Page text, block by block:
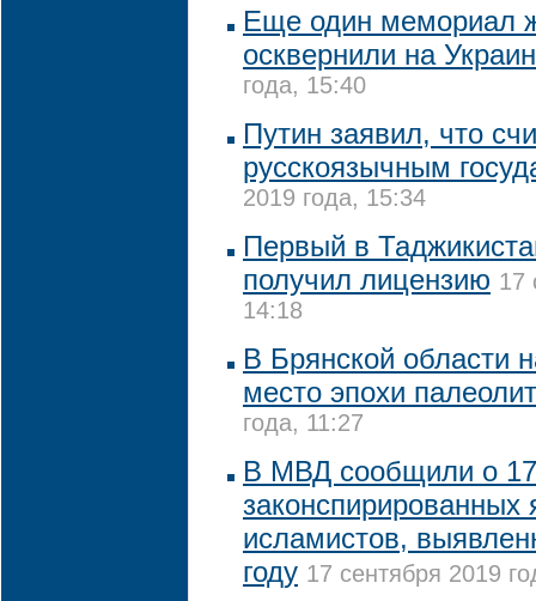
Еще один мемориал
осквернили на
года, 15:40
Путин заявил, что
русскоязычным
2019 года, 15:34
Первый в
получил лицензию 17
14:18
В Брянской области
место эпохи
года, 11:27
В МВД сообщили о 17
законспирированных
исламистов,
году 17 сентября 2019